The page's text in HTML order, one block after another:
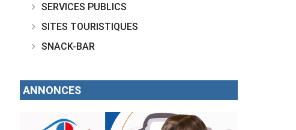
SERVICES PUBLICS
SITES TOURISTIQUES
SNACK-BAR
ANNONCES